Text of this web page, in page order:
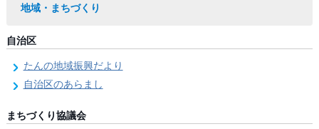
地域・まちづくり
自治区
たんの地域振興だより
自治区のあらまし
まちづくり協議会